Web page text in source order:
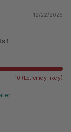
12/22/2025
!
10 (Extremely likely)